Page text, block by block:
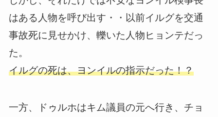
はある人物を呼び出す・・以前イルグを交通
事故死に見せかけ、轢いた人物ヒョンテだっ
た。
イルグの死は、ヨンイルの指示だった！？
一方、ドゥルホはキム議員の元へ行き、チョ